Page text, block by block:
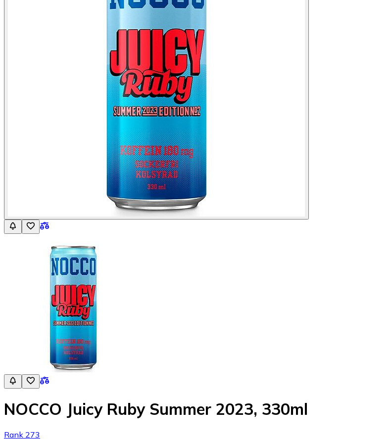
NOCCO Juicy Ruby Summer 2023, 330ml
Rank 273